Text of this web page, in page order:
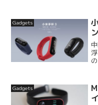
Gadgets
Gadgets